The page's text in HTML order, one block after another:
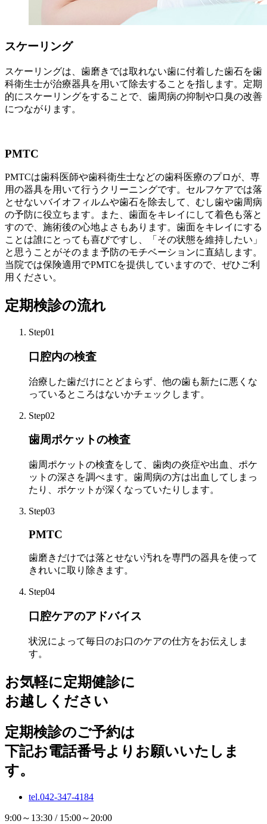
スケーリング
スケーリングは、歯磨きでは取れない歯に付着した歯石を歯
科衛生士が治療器具を用いて除去することを指します。定期
的にスケーリングをすることで、歯周病の抑制や口臭の改善
につながります。
PMTC
PMTCは歯科医師や歯科衛生士などの歯科医療のプロが、専
用の器具を用いて行うクリーニングです。セルフケアでは落
とせないバイオフィルムや歯石を除去して、むし歯や歯周病
の予防に役立ちます。また、歯面をキレイにして着色も落と
すので、施術後の心地よさもあります。歯面をキレイにする
ことは誰にとっても喜びですし、「その状態を維持したい」
と思うことがそのまま予防のモチベーションに直結します。
当院では保険適用でPMTCを提供していますので、ぜひご利
用ください。
定期検診の流れ
Step01
口腔内の検査
治療した歯だけにとどまらず、他の歯も新たに悪くな
っているところはないかチェックします。
Step02
歯周ポケットの検査
歯周ポケットの検査をして、歯肉の炎症や出血、ポケ
ットの深さを調べます。歯周病の方は出血してしまっ
たり、ポケットが深くなっていたりします。
Step03
PMTC
歯磨きだけでは落とせない汚れを専門の器具を使って
きれいに取り除きます。
Step04
口腔ケアのアドバイス
状況によって毎日のお口のケアの仕方をお伝えしま
す。
お気軽に定期健診に
お越しください
定期検診のご予約は
下記お電話番号よりお願いいたしま
す。
tel.042-347-4184
9:00～13:30 / 15:00～20:00